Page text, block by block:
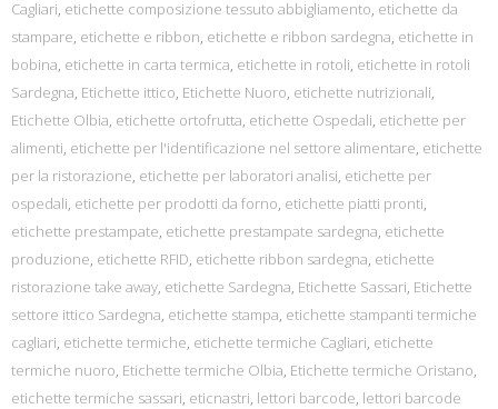
Cagliari, etichette composizione tessuto abbigliamento, etichette da
stampare, etichette e ribbon, etichette e ribbon sardegna, etichette in
bobina, etichette in carta termica, etichette in rotoli, etichette in rotoli
Sardegna, Etichette ittico, Etichette Nuoro, etichette nutrizionali,
Etichette Olbia, etichette ortofrutta, etichette Ospedali, etichette per
alimenti, etichette per l'identificazione nel settore alimentare, etichette
per la ristorazione, etichette per laboratori analisi, etichette per
ospedali, etichette per prodotti da forno, etichette piatti pronti,
etichette prestampate, etichette prestampate sardegna, etichette
produzione, etichette RFID, etichette ribbon sardegna, etichette
ristorazione take away, etichette Sardegna, Etichette Sassari, Etichette
settore ittico Sardegna, etichette stampa, etichette stampanti termiche
cagliari, etichette termiche, etichette termiche Cagliari, etichette
termiche nuoro, Etichette termiche Olbia, Etichette termiche Oristano,
etichette termiche sassari, eticnastri, lettori barcode, lettori barcode